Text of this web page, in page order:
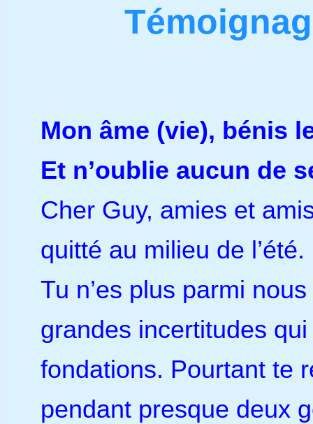
Mon âme (vie), bénis
Et n’oublie aucun
Cher Guy, amies et
quitté au milieu de
Tu n’es plus parmi
grandes incertitudes
fondations. Pourtant te
pendant presque deux